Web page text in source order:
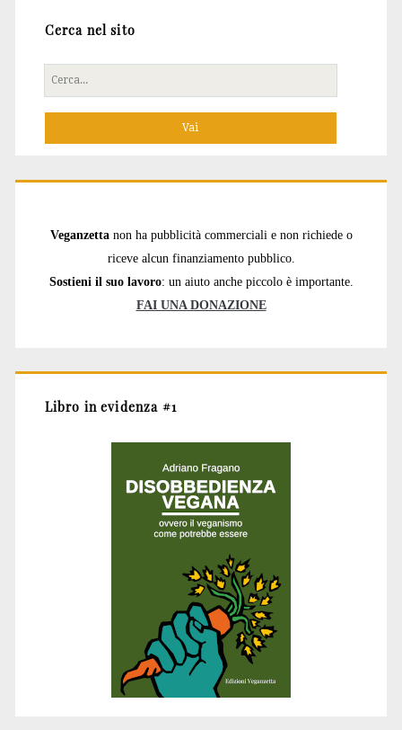
Cerca nel sito
Cerca
per:
Veganzetta non ha pubblicità commerciali e non richiede o
riceve alcun finanziamento pubblico.
Sostieni il suo lavoro: un aiuto anche piccolo è importante.
FAI UNA DONAZIONE
Libro in evidenza #1